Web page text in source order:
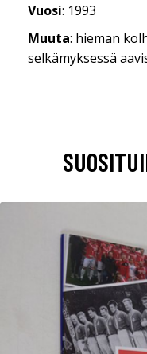
Vuosi: 1993
Muuta: hieman
selkämyksessä